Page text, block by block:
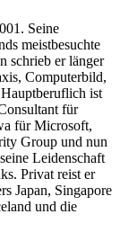
Seine
meistbesuchte
schrieb er länger
Computerbild,
ist
für
für Microsoft,
Group und nun
Leidenschaft
Privat reist er
Japan, Singapore
und die